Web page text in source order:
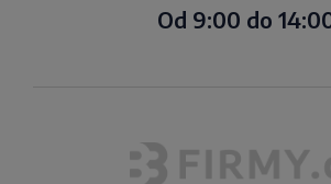
Od 9:00 do